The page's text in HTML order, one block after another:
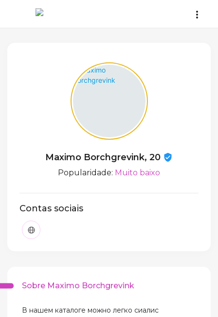
Maximo Borchgrevink, 20
Popularidade: Muito baixo
Contas sociais
Sobre Maximo Borchgrevink
В нашем каталоге можно легко сиалис